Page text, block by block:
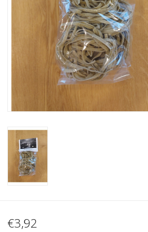
MOEDERDAG 2026
€3,92